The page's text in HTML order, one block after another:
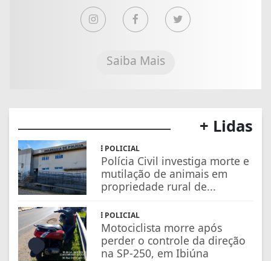
Saiba Mais
+ Lidas
POLICIAL
Polícia Civil investiga morte e
mutilação de animais em
propriedade rural de...
POLICIAL
Motociclista morre após
perder o controle da direção
na SP-250, em Ibiúna